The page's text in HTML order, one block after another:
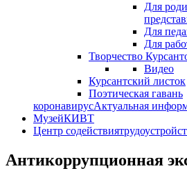
Для
Для
Для
Творчество
Видео
Курсантский листок
Поэтическая гавань
коронавирусАктуальная
МузейКИВТ
Центр содействия
Антикоррупционная